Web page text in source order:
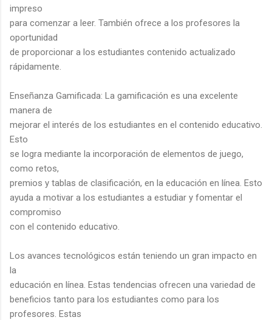
impreso
para comenzar a leer. También ofrece a los profesores la
oportunidad
de proporcionar a los estudiantes contenido actualizado
rápidamente.
Enseñanza Gamificada: La gamificación es una excelente
manera de
mejorar el interés de los estudiantes en el contenido educativo.
Esto
se logra mediante la incorporación de elementos de juego,
como retos,
premios y tablas de clasificación, en la educación en línea. Esto
ayuda a motivar a los estudiantes a estudiar y fomentar el
compromiso
con el contenido educativo.
Los avances tecnológicos están teniendo un gran impacto en
la
educación en línea. Estas tendencias ofrecen una variedad de
beneficios tanto para los estudiantes como para los
profesores. Estas